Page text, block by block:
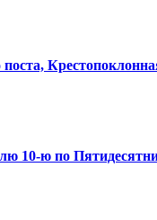
10-ю по